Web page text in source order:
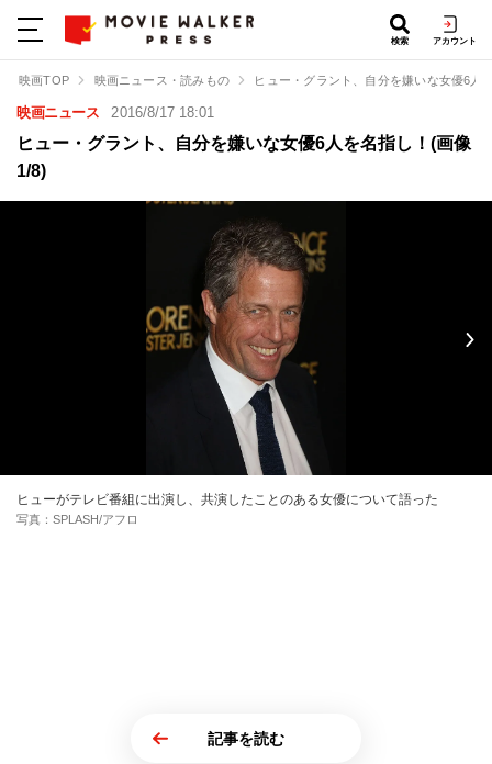
検索 アカウント
映画TOP 映画ニュース・読みもの ヒュー・グラント、自分を嫌いな女優6人
映画ニュース 2016/8/17 18:01
ヒュー・グラント、自分を嫌いな女優6人を名指し！(画像
1/8)
ヒューがテレビ番組に出演し、共演したことのある女優について語った
写真：SPLASH/アフロ
記事を読む